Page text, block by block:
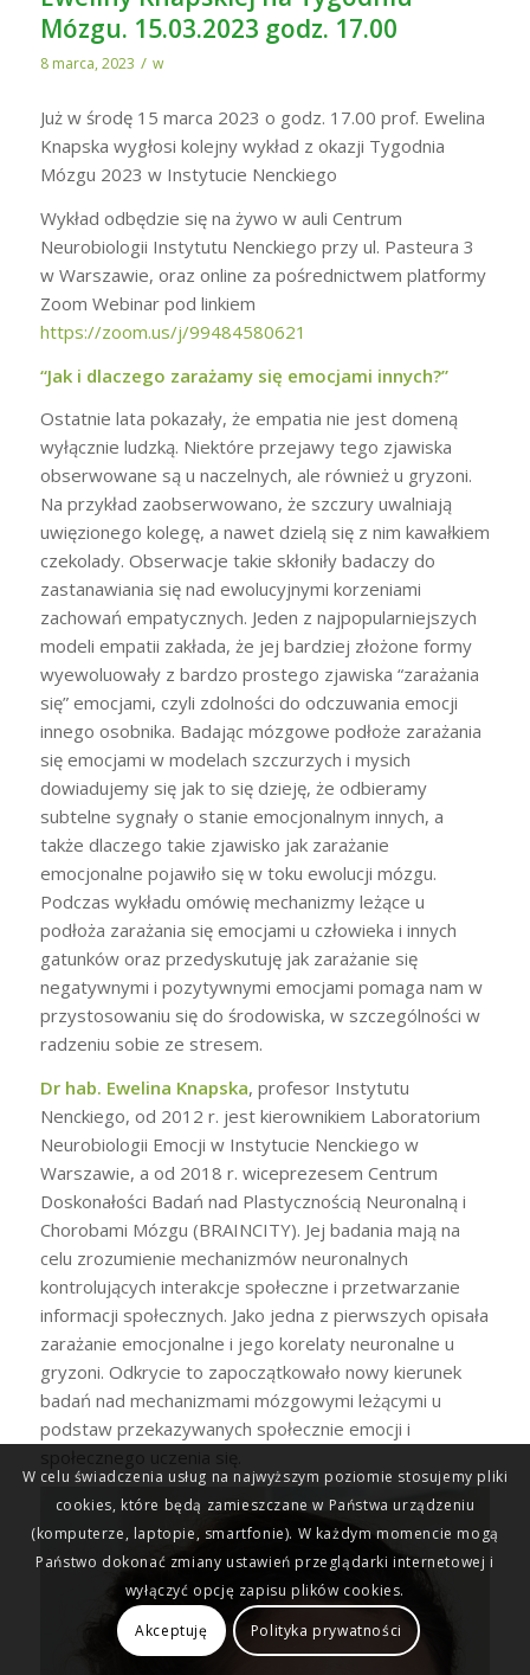
Mózgu. 15.03.2023 godz. 17.00
8 marca, 2023 / w
Już w środę 15 marca 2023 o godz. 17.00 prof. Ewelina
Knapska wygłosi kolejny wykład z okazji Tygodnia
Mózgu 2023 w Instytucie Nenckiego
Wykład odbędzie się na żywo w auli Centrum
Neurobiologii Instytutu Nenckiego przy ul. Pasteura 3
w Warszawie, oraz online za pośrednictwem platformy
Zoom Webinar pod linkiem
https://zoom.us/j/99484580621
“Jak i dlaczego zarażamy się emocjami innych?”
Ostatnie lata pokazały, że empatia nie jest domeną
wyłącznie ludzką. Niektóre przejawy tego zjawiska
obserwowane są u naczelnych, ale również u gryzoni.
Na przykład zaobserwowano, że szczury uwalniają
uwięzionego kolegę, a nawet dzielą się z nim kawałkiem
czekolady. Obserwacje takie skłoniły badaczy do
zastanawiania się nad ewolucyjnymi korzeniami
zachowań empatycznych. Jeden z najpopularniejszych
modeli empatii zakłada, że jej bardziej złożone formy
wyewoluowały z bardzo prostego zjawiska “zarażania
się” emocjami, czyli zdolności do odczuwania emocji
innego osobnika. Badając mózgowe podłoże zarażania
się emocjami w modelach szczurzych i mysich
dowiadujemy się jak to się dzieję, że odbieramy
subtelne sygnały o stanie emocjonalnym innych, a
także dlaczego takie zjawisko jak zarażanie
emocjonalne pojawiło się w toku ewolucji mózgu.
Podczas wykładu omówię mechanizmy leżące u
podłoża zarażania się emocjami u człowieka i innych
gatunków oraz przedyskutuję jak zarażanie się
negatywnymi i pozytywnymi emocjami pomaga nam w
przystosowaniu się do środowiska, w szczególności w
radzeniu sobie ze stresem.
Dr hab. Ewelina Knapska, profesor Instytutu
Nenckiego, od 2012 r. jest kierownikiem Laboratorium
Neurobiologii Emocji w Instytucie Nenckiego w
Warszawie, a od 2018 r. wiceprezesem Centrum
Doskonałości Badań nad Plastycznością Neuronalną i
Chorobami Mózgu (BRAINCITY). Jej badania mają na
celu zrozumienie mechanizmów neuronalnych
kontrolujących interakcje społeczne i przetwarzanie
informacji społecznych. Jako jedna z pierwszych opisała
zarażanie emocjonalne i jego korelaty neuronalne u
gryzoni. Odkrycie to zapoczątkowało nowy kierunek
badań nad mechanizmami mózgowymi leżącymi u
podstaw przekazywanych społecznie emocji i
W celu świadczenia usług na najwyższym poziomie stosujemy pliki
cookies, które będą zamieszczane w Państwa urządzeniu
(komputerze, laptopie, smartfonie). W każdym momencie mogą
Państwo dokonać zmiany ustawień przeglądarki internetowej i
wyłączyć opcję zapisu plików cookies.
Akceptuję
Polityka prywatności